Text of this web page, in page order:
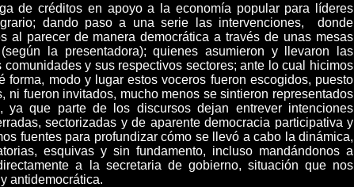
de créditos en apoyo a la economía popular para líderes
dando paso a una serie las intervenciones, donde
al parecer de manera democrática a través de unas mesas
la presentadora); quienes asumieron y llevaron las
y sus respectivos sectores; ante lo cual hicimos
forma, modo y lugar estos voceros fueron escogidos, puesto
ni fueron invitados, mucho menos se sintieron representados
ya que parte de los discursos dejan entrever intenciones
sectorizadas y de aparente democracia participativa y
fuentes para profundizar cómo se llevó a cabo la dinámica,
esquivas y sin fundamento, incluso mandándonos a
a la secretaria de gobierno, situación que nos
antidemocrática.